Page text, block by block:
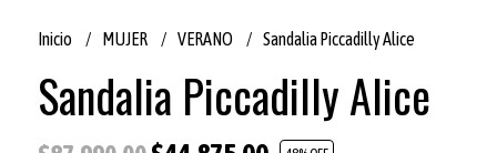
Inicio MUJER VERANO Sandalia Piccadilly Alice
Sandalia Piccadilly Alice